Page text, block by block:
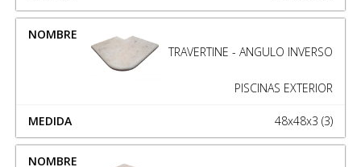
TRAVERTINE - ANGULO INVERSO
PISCINAS EXTERIOR
48x48x3 (3)